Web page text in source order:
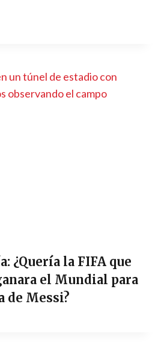
¿Quería la FIFA que
el Mundial para
de Messi?